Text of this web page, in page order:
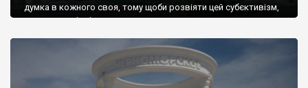
думка в кожного своя, тому щоби розвіяти цей субєктивізм,
запрошую відвідати це